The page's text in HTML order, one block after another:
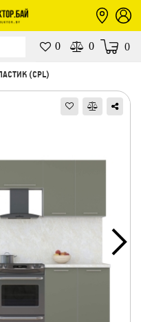
0 0 0
(CPL)